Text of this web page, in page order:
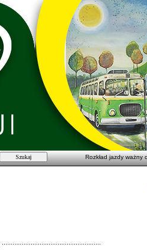
Rozkład jazdy ważny